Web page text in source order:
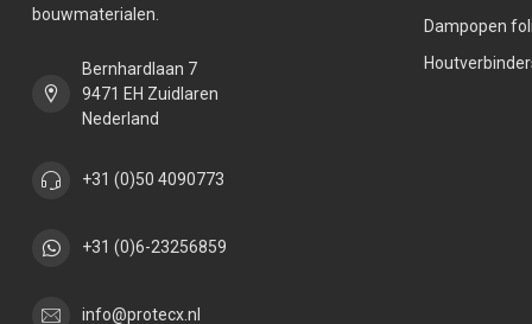
bouwmaterialen.
Bernhardlaan 7
9471 EH Zuidlaren
Nederland
+31 (0)50 4090773
+31 (0)6-23256859
info@protecx.nl
Dampopen